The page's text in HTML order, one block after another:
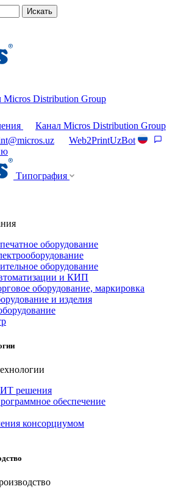
Искать
Micros Distribution Group
Канал Micros Distribution Group
Web2PrintUzBot
Типография
оборудование
оборудование
и КИП
оборудование, маркировка
и изделия
решения
обеспечение
консорциумом